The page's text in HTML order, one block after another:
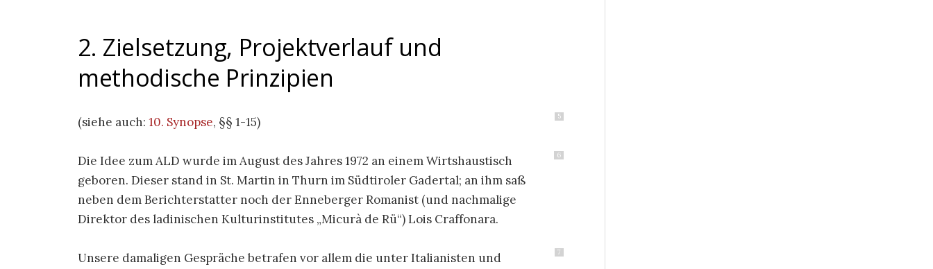
2. Zielsetzung, Projektverlauf und
methodische Prinzipien
5
(siehe auch: 10. Synopse, §§ 1-15)
6
Die Idee zum ALD wurde im August des Jahres 1972 an einem Wirtshaustisch
geboren. Dieser stand in St. Martin in Thurn im Südtiroler Gadertal; an ihm saß
neben dem Berichterstatter noch der Enneberger Romanist (und nachmalige
Direktor des ladinischen Kulturinstitutes „Micurà de Rü“) Lois Craffonara.
7
Unsere damaligen Gespräche betrafen vor allem die unter Italianisten und